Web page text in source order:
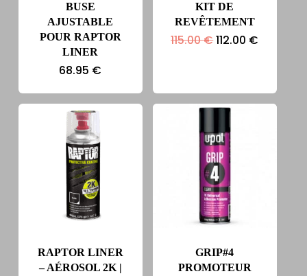
BUSE
AJUSTABLE
POUR RAPTOR
LINER
68.95 €
KIT DE
REVÊTEMENT
115.00€Le
112.00 €
RAPTOR LINER
– AÉROSOL 2K |
GRIP#4
PROMOTEUR